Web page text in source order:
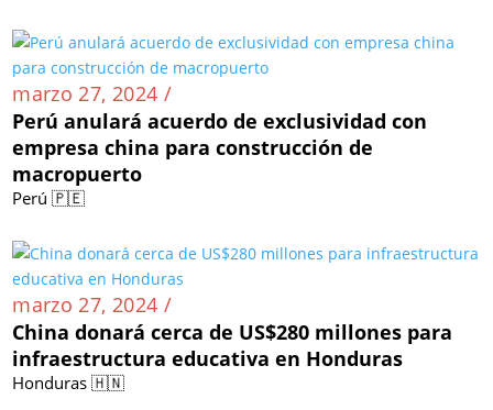
marzo 27, 2024 /
Perú anulará acuerdo de exclusividad con
empresa china para construcción de
macropuerto
Perú 🇵🇪
marzo 27, 2024 /
China donará cerca de US$280 millones para
infraestructura educativa en Honduras
Honduras 🇭🇳